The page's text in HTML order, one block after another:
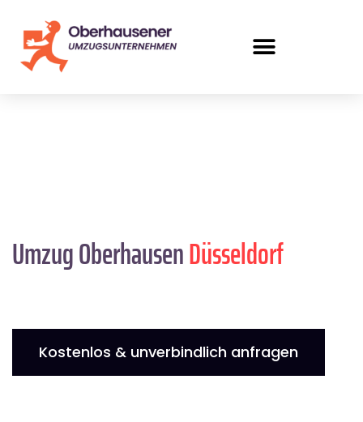
Umzug OberhausenDüsseldorf
Kostenlos & unverbindlich anfragen